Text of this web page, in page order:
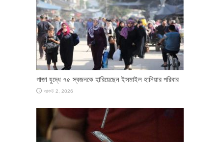
গাজা যুদ্ধে ৭৫ স্বজনকে হারিয়েছেন ইসমাইল হানিয়ার পরিবার
আগস্ট 2, 2026